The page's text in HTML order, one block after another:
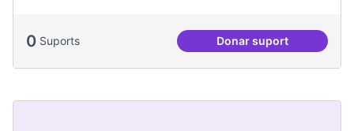
0 Suports Donar suportUna única Festa